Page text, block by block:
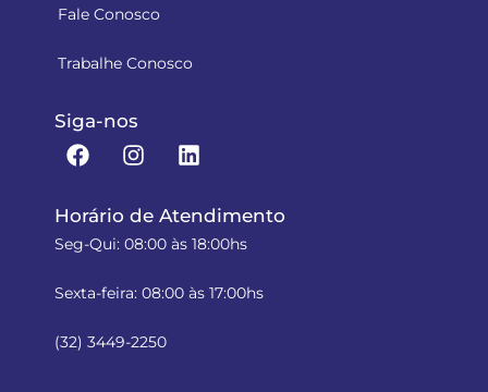
Fale Conosco
Trabalhe Conosco
Siga-nos
Horário de Atendimento
Seg-Qui: 08:00 às 18:00hs
Sexta-feira: 08:00 às 17:00hs
(32) 3449-2250